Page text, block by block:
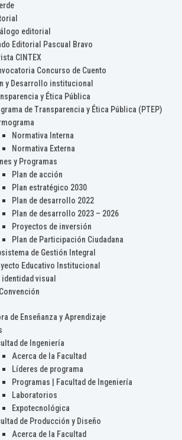
editorial
Editorial Pascual Bravo
CINTEX
Concurso de Cuento
y Desarrollo institucional
y Ética Pública
de Transparencia y Ética Pública (PTEP)
Normativa Interna
Normativa Externa
y Programas
Plan de acción
Plan estratégico 2030
Plan de desarrollo 2022
Plan de desarrollo 2023 – 2026
Proyectos de inversión
Plan de Participación Ciudadana
de Gestión Integral
Educativo Institucional
identidad visual
de Enseñanza y Aprendizaje
de Ingeniería
Acerca de la Facultad
Líderes de programa
Programas | Facultad de Ingeniería
Laboratorios
Expotecnológica
de Producción y Diseño
Acerca de la Facultad